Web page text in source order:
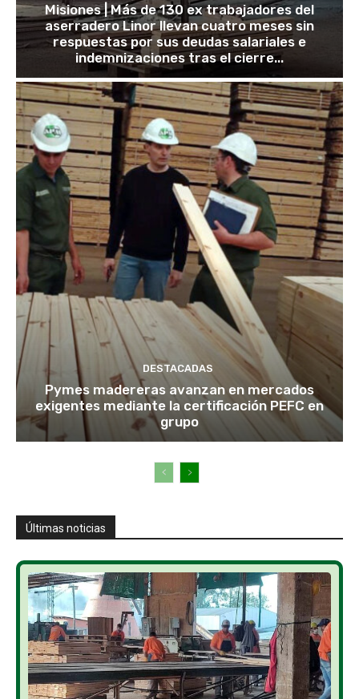
Misiones | Más de 130 ex trabajadores del
aserradero Linor llevan cuatro meses sin
respuestas por sus deudas salariales e
indemnizaciones tras el cierre...
DESTACADAS
Pymes madereras avanzan en mercados
exigentes mediante la certificación PEFC en
grupo
Últimas noticias